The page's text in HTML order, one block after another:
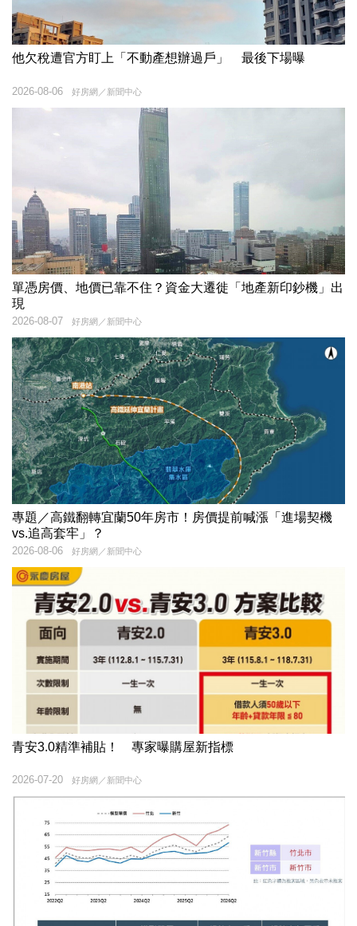
他欠稅遭官方盯上「不動產想辦過戶」 最後下場曝
好房網／新聞中心
2026-08-06
單憑房價、地價已靠不住？資金大遷徙「地產新印鈔機」出
現
好房網／新聞中心
2026-08-07
專題／高鐵翻轉宜蘭50年房市！房價提前喊漲「進場契機
vs.追高套牢」？
好房網／新聞中心
2026-08-06
青安3.0精準補貼！ 專家曝購屋新指標
好房網／新聞中心
2026-07-20